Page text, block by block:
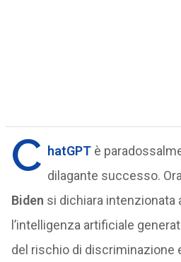
C hatGPT è
dilagante successo.
Biden si dichiara intenzionata
l’intelligenza artificiale
del rischio di discriminazione